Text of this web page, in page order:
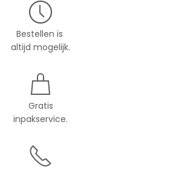
Bestellen is
altijd mogelijk.
Gratis
inpakservice.